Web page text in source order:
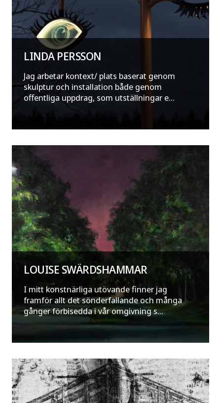
LINDA PERSSON
Jag arbetar kontext/ plats baserat genom
skulptur och installation både genom
offentliga uppdrag, som utställningar e...
LOUISE SWÄRDSHAMMAR
I mitt konstnärliga utövande finner jag
framför allt det sönderfallande och många
gånger förbisedda i vår omgivning s...